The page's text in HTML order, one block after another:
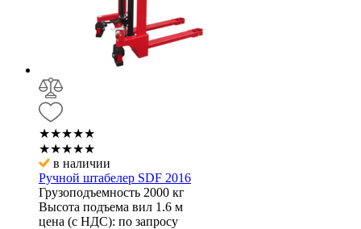
★★★★★
★★★★★
в наличии
Ручной штабелер SDF 2016
Грузоподъемность 2000 кг
Высота подъема вил 1.6 м
цена (с НДС): по запросу